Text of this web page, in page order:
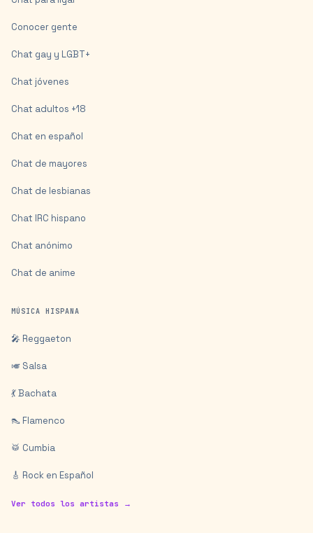
Conocer gente
Chat gay y LGBT+
Chat jóvenes
Chat adultos +18
Chat en español
Chat de mayores
Chat de lesbianas
Chat IRC hispano
Chat anónimo
Chat de anime
MÚSICA HISPANA
🎤 Reggaeton
🎺 Salsa
💃 Bachata
👠 Flamenco
🥁 Cumbia
🎸 Rock en Español
Ver todos los artistas →